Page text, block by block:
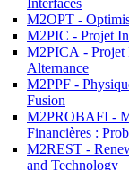
Interfaces
M2OPT -
M2PIC - Projet
M2PICA - Projet
Alternance
M2PPF -
Fusion
M2PROBAFI -
Financières :
M2REST -
and Technology